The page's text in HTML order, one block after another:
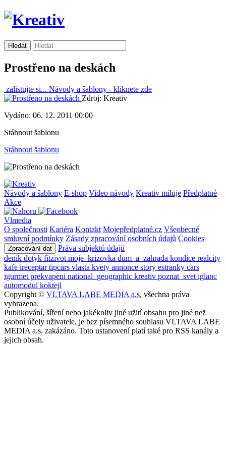
Prostřeno na deskách
zalistujte si... Návody a šablony - kliknete zde
Zdroj: Kreativ
Vydáno: 06. 12. 2011 00:00
Stáhnout šablonu
Stáhnout šablonu
Návody a šablony E-shop Video návody Kreativ miluje Předplatné
Akce
Vlmedia
O společnosti Kariéra Kontakt Mojepředplatné.cz Všeobecné
smluvní podmínky Zásady zpracování osobních údajů Cookies
Zpracování dat
Práva subjektů údajů
denik dotyk fitzivot moje_krizovka dum_a_zahrada kondice realcity
kafe ireceptartipcars vlasta kvety annonce story estranky cars
igurmet prekvapeni national_geographic kreativ poznat_svet iglanc
automodul koktejl
Copyright © VLTAVA LABE MEDIA a.s. všechna práva
vyhrazena.
Publikování, šíření nebo jakékoliv jiné užití obsahu pro jiné než
osobní účely uživatele, je bez písemného souhlasu VLTAVA LABE
MEDIA a.s. zakázáno. Toto ustanovení platí také pro RSS kanály a
jejich obsah.